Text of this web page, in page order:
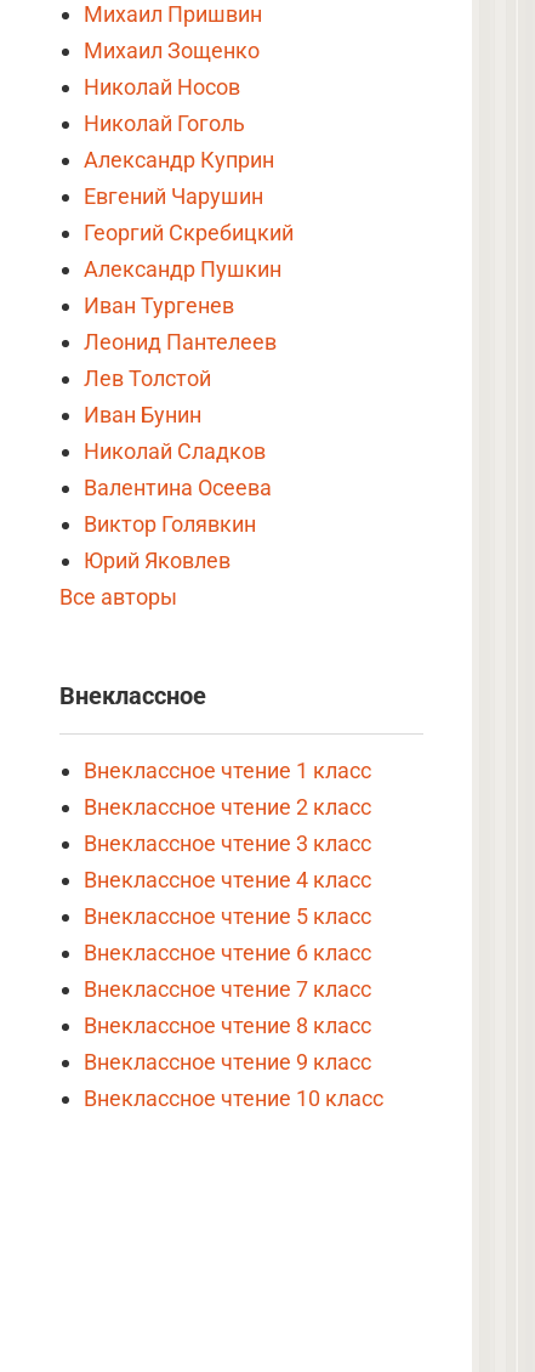
Михаил Пришвин
Михаил Зощенко
Николай Носов
Николай Гоголь
Александр Куприн
Евгений Чарушин
Георгий Скребицкий
Александр Пушкин
Иван Тургенев
Леонид Пантелеев
Лев Толстой
Иван Бунин
Николай Сладков
Валентина Осеева
Виктор Голявкин
Юрий Яковлев
Все авторы
Внеклассное
Внеклассное чтение 1 класс
Внеклассное чтение 2 класс
Внеклассное чтение 3 класс
Внеклассное чтение 4 класс
Внеклассное чтение 5 класс
Внеклассное чтение 6 класс
Внеклассное чтение 7 класс
Внеклассное чтение 8 класс
Внеклассное чтение 9 класс
Внеклассное чтение 10 класс